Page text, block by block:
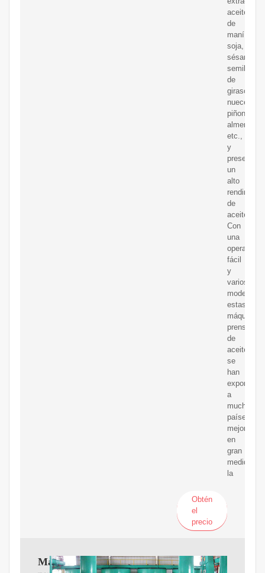
aceite
de
maní,
soja,
sésamo,
semillas
de
girasol,
nueces,
piñones,
almendras,
etc.,
y
presenta
un
alto
de
aceite.
Con
una
operación
fácil
y
varios
modelos,
estas
máquinas
de
aceite
se
han
exportado
a
muchos
países,
mejorando
en
gran
medida
la
Obtén
el
precio
Máquina